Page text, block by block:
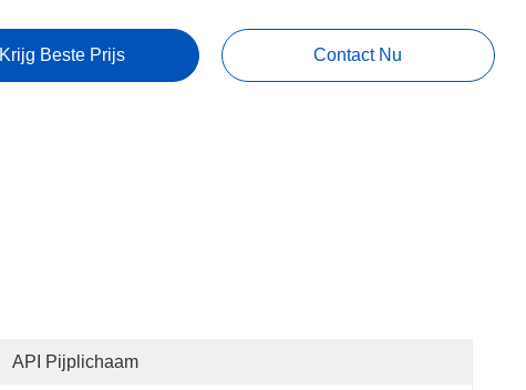
Krijg Beste Prijs Contact Nu
API Pijplichaam